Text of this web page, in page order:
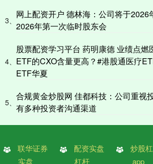
3、
网上配资开户 德林海：公司将于2026
2026年第一次临时股东会
4、
股票配资学习平台 药明康德 业绩点燃
ETF的CXO含量更高？#港股通医疗
ETF华夏
5、
合规黄金炒股网 佳都科技：公司重视
有多种投资者沟通渠道
联华证券
实盘
配资实盘
杠杆
炒股
app